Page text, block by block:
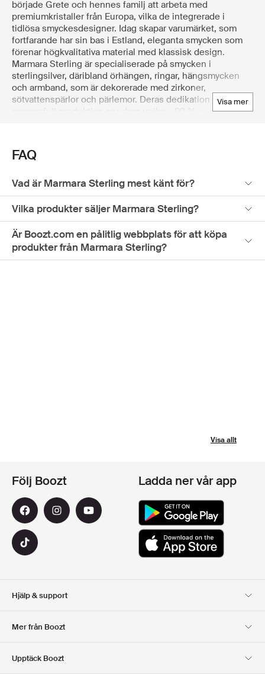
visa mer
började Grete och hennes familj att arbeta med
premiumkristaller från Europa, vilka de integrerade i
tidlösa smyckesdesigner. Idag skapar varumärket, som
fortfarande har sin bas i Estland, eleganta smycken som
förenar högkvalitativa material med klassisk design.
Marmara Sterling är specialiserade på smycken i
sterlingsilver, däribland örhängen, ringar, hängsmycken
och armband, som är dekorerade med zirkoner,
sötvattenspärlor och pärlemor. Deras dedikation till
ansvarsfull produktion gör dem unika – 99 % av silvret de
Boozt.com hittar du ett noga utvalt sortiment av Marmara
högkvalitativa accessoarer tillverkade med omsorg.
Boozt.com är den ideala platsen för att utforska Marmara
Sterlings förfinade design, tack vare en smidig
shoppingupplevelse och välkuraterade kollektioner.
FAQ
Vad är Marmara Sterling mest känt för?
Vilka produkter säljer Marmara Sterling?
Är Boozt.com en pålitlig webbplats för att köpa
produkter från Marmara Sterling?
Visa allt
Hjälp & support
Mer från Boozt
Upptäck Boozt
Följ Boozt Ladda ner vår app